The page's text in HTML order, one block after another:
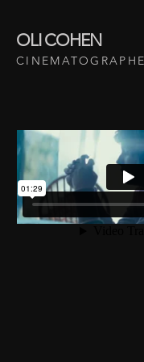
OLI COHEN